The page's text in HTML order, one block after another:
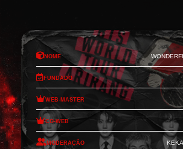
Nome
Fundado
Web-Master
Co-Web
Moderação